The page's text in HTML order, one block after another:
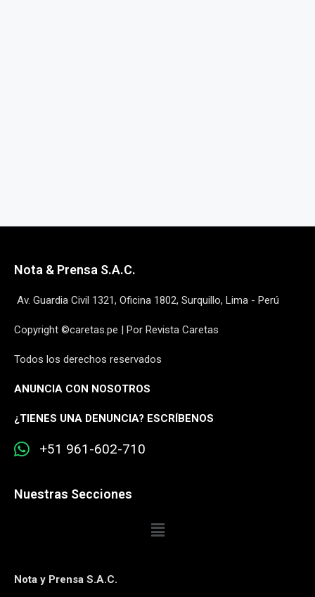
Nota & Prensa S.A.C.
Av. Guardia Civil 1321, Oficina 1802, Surquillo, Lima - Perú
Copyright ©caretas.pe | Por Revista Caretas
Todos los derechos reservados
ANUNCIA CON NOSOTROS
¿TIENES UNA DENUNCIA? ESCRÍBENOS
+51 961-602-710
Nuestras Secciones
Nota y Prensa S.A.C.